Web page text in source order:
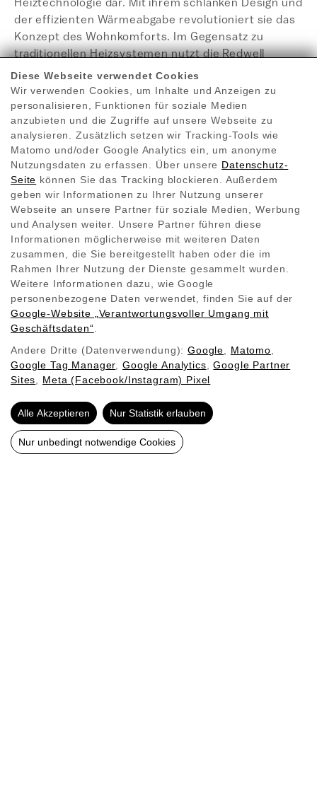
Diese Webseite verwendet Cookies
Wir verwenden Cookies, um Inhalte und Anzeigen zu
personalisieren, Funktionen für soziale Medien
anzubieten und die Zugriffe auf unsere Webseite zu
analysieren. Zusätzlich setzen wir Tracking-Tools wie
Matomo und/oder Google Analytics ein, um anonyme
Nutzungsdaten zu erfassen. Über unsere Datenschutz-
Seite können Sie das Tracking blockieren. Außerdem
geben wir Informationen zu Ihrer Nutzung unserer
Webseite an unsere Partner für soziale Medien, Werbung
und Analysen weiter. Unsere Partner führen diese
Informationen möglicherweise mit weiteren Daten
zusammen, die Sie bereitgestellt haben oder die im
Rahmen Ihrer Nutzung der Dienste gesammelt wurden.
Weitere Informationen dazu, wie Google
personenbezogene Daten verwendet, finden Sie auf der
Google‑Website „Verantwortungsvoller Umgang mit
Geschäftsdaten“
Andere Dritte (Datenverwendung):Google Matomo
Google Tag Manager ,Google Analytics ,Google Partner
Sites
Meta (Facebook/Instagram) Pixel
Alle Akzeptieren Nur Statistik erlauben
Nur unbedingt notwendige Cookies
Heiztechnologie dar. Mit ihrem schlanken Design und
der effizienten Wärmeabgabe revolutioniert sie das
Konzept des Wohnkomforts. Im Gegensatz zu
traditionellen Heizsystemen nutzt die Redwell
Infrarot-Tafelheizung Infrarotstrahlen, um Räume
gleichmäßig und energiesparend zu erwärmen.
Das Besondere an dieser Heiztechnik ist, dass sie
nicht die Luft, sondern die Objekte im Raum direkt
erwärmt. Dies führt zu einem angenehmen
Raumklima ohne die typischen Probleme
konventioneller Heizungen wie trockene Luft oder
Staubverwirbelungen. Redwells Infrarot-
Tafelheizungen sind nicht nur effizient, sondern
auch ästhetisch ansprechend, was sie zu einer
idealen Lösung für jedes moderne Zuhause macht.
Zurück zur Übersicht
ÜBER UNS